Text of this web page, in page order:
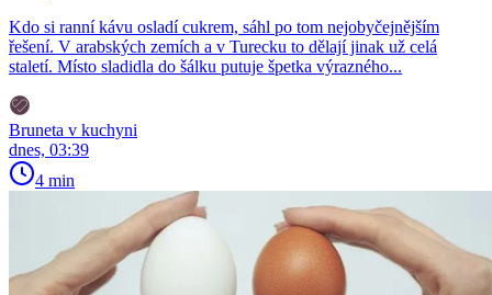
Kdo si ranní kávu osladí cukrem, sáhl po tom nejobyčejnějším
řešení. V arabských zemích a v Turecku to dělají jinak už celá
staletí. Místo sladidla do šálku putuje špetka výrazného...
Bruneta v kuchyni
dnes, 03:39
4 min